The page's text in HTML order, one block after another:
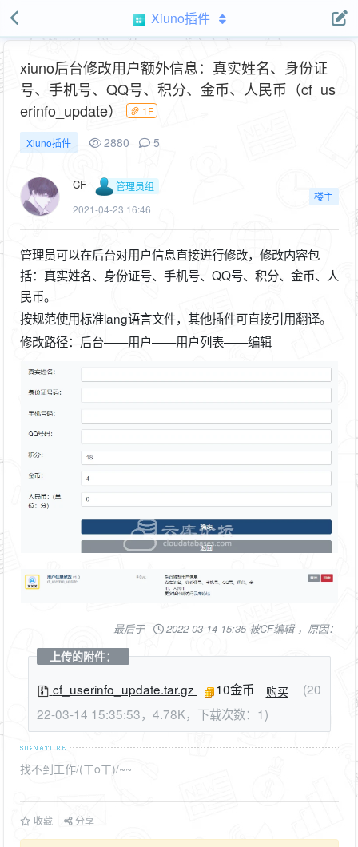
Xiuno插件
xiuno后台修改用户额外信息：真实姓名、身份证
号、手机号、QQ号、积分、金币、人民币（cf_us
erinfo_update）
1F
Xiuno插件 2880 5
CF
管理员组
2021-04-23 16:46
楼主
管理员可以在后台对用户信息直接进行修改，修改内容包
括：真实姓名、身份证号、手机号、QQ号、积分、金币、人
民币。
按规范使用标准lang语言文件，其他插件可直接引用翻译。
修改路径：后台——用户——用户列表——编辑
最后于 2022-03-14 15:35 被CF编辑 ，原因：
上传的附件：
cf_userinfo_update.tar.gz 10金币 购买
(20
22-03-14 15:35:53，4.78K，下载次数：1)
找不到工作/(ㄒoㄒ)/~~
收藏 分享